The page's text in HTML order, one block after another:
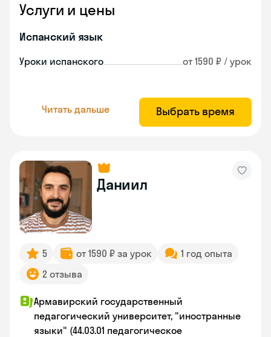
Услуги и цены
Испанский язык
Уроки испанского от 1590 ₽ / урок
Читать дальше Выбрать время
Даниил
5 от 1590 ₽ за урок
1 год опыта
2 отзыва
Армавирский государственный
педагогический университет, "иностранные
языки" (44.03.01 педагогическое